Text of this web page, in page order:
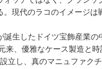
現代のラコのイメージ
誕生したドイツ宝飾産業
来、優雅なケース製造と
立し、真のマニュファク